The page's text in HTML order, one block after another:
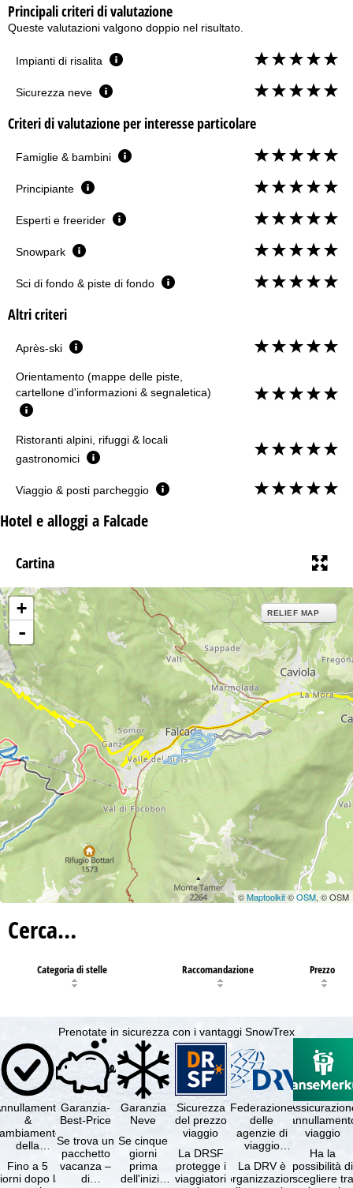
Principali criteri di valutazione
Queste valutazioni valgono doppio nel risultato.
Impianti di risalita
Sicurezza neve
Criteri di valutazione per interesse particolare
Famiglie & bambini
Principiante
Esperti e freerider
Snowpark
Sci di fondo & piste di fondo
Altri criteri
Après-ski
Orientamento (mappe delle piste,
cartellone d'informazioni & segnaletica)
Ristoranti alpini, rifuggi & locali
gastronomici
Viaggio & posti parcheggio
Hotel e alloggi a Falcade
Cartina
+
-
RELIEF MAP
©Maptoolkit©OSM, © OSM
Cerca…
Categoria di stelle Raccomandazione Prezzo
Prenotate in sicurezza con i vantaggi SnowTrex
&
della
gratuiti
Fino a 5
dopo la
Garanzia-
Best-Price
Se trova un
pacchetto
vacanza –
di
Garanzia
Neve
Se cinque
giorni
prima
dell'inizio
Sicurezza
del prezzo
viaggio
La DRSF
protegge i
viaggiatori
Federazione
delle
agenzie di
viaggio
La DRV è
l'organizzazione
viaggio
Ha la
possibilità di
scegliere tra